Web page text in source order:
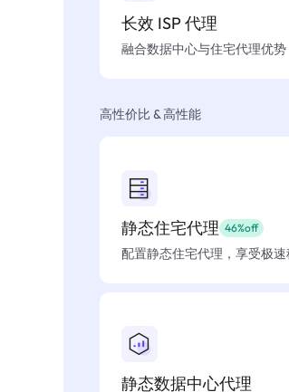
长效 ISP 代理
融合数据中心与住宅代理优势
高性价比 & 高性能
静态住宅代理 46%off
配置静态住宅代理，享受极速
静态数据中心代理